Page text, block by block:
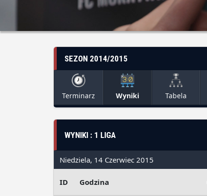
SEZON 2014/2015
Terminarz Wyniki Tabela
WYNIKI : 1 LIGA
Niedziela, 14 Czerwiec 2015
ID Godzina